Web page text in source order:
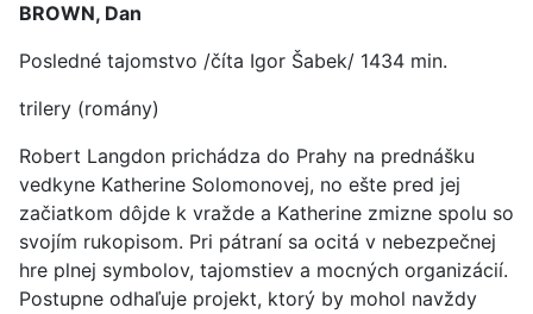
BROWN, Dan
Posledné tajomstvo /číta Igor Šabek/ 1434 min.
trilery (romány)
Robert Langdon prichádza do Prahy na prednášku
vedkyne Katherine Solomonovej, no ešte pred jej
začiatkom dôjde k vražde a Katherine zmizne spolu so
svojím rukopisom. Pri pátraní sa ocitá v nebezpečnej
hre plnej symbolov, tajomstiev a mocných organizácií.
Postupne odhaľuje projekt, ktorý by mohol navždy